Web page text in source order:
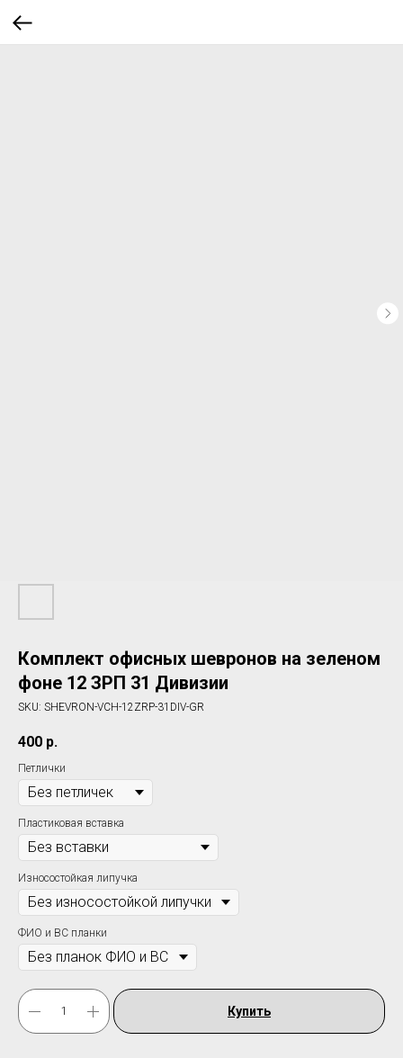
Комплект офисных шевронов на зеленом
фоне 12 ЗРП 31 Дивизии
SKU: SHEVRON-VCH-12ZRP-31DIV-GR
400 р.
Петлички
Пластиковая вставка
Износостойкая липучка
ФИО и ВС планки
Купить